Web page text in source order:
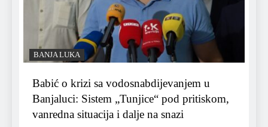
BANJA LUKA
Babić o krizi sa vodosnabdijevanjem u
Banjaluci: Sistem „Tunjice“ pod pritiskom,
vanredna situacija i dalje na snazi